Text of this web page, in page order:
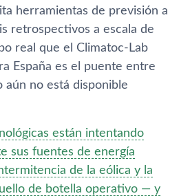
herramientas de previsión a
retrospectivos a escala de
real que el Climatoc-Lab
España es el puente entre
aún no está disponible
están intentando
sus fuentes de energía
de la eólica y la
de botella operativo — y